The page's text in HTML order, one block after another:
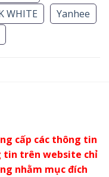
WHITE
Yanhee
cấp các thông tin
tin trên website chỉ
nhằm mục đích